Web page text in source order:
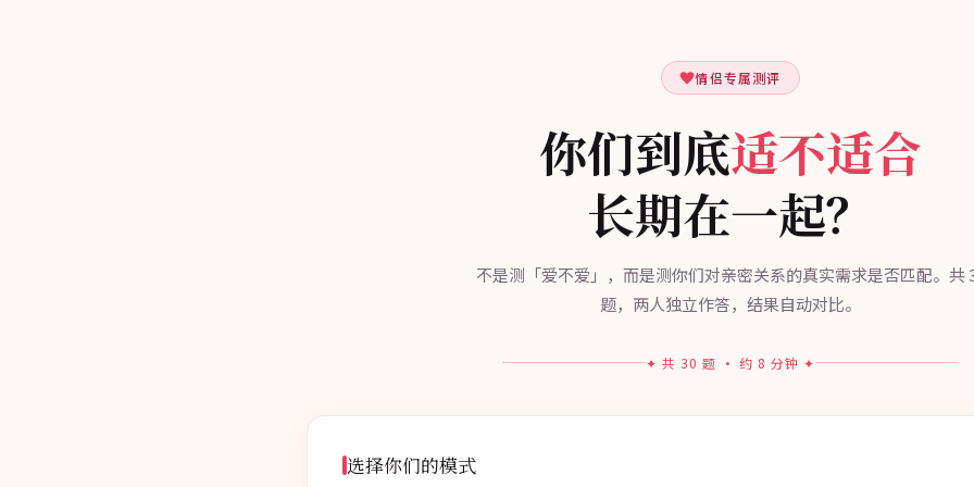
情侣专属测评
你们到底适不适合
长期在一起？
不是测「爱不爱」，而是测你们对亲密关系的真实需求是否匹配。共
题，两人独立作答，结果自动对比。
✦ 共 30 题 · 约 8 分钟 ✦
选择你们的模式